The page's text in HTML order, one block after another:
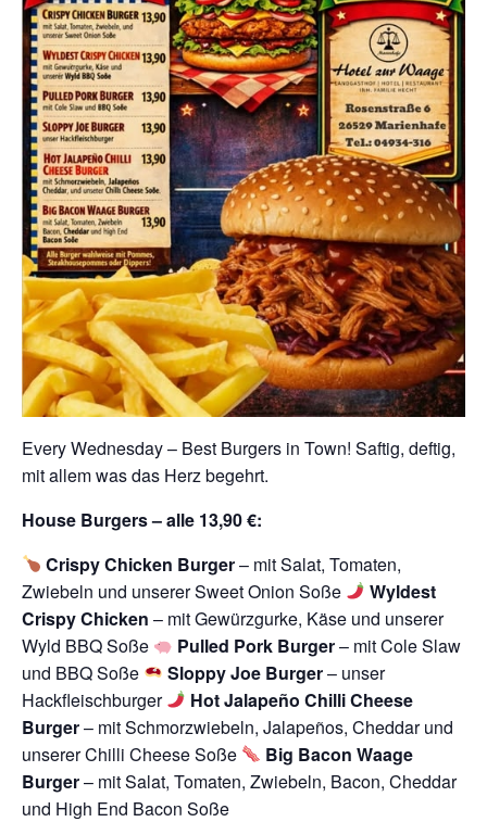
Every Wednesday – Best Burgers in Town! Saftig, deftig,
mit allem was das Herz begehrt.
House Burgers – alle 13,90 €:
Crispy Chicken Burger– mit Salat, Tomaten,
Zwiebeln und unserer Sweet Onion Soße
Wyldest
Crispy Chicken – mit Gewürzgurke, Käse und unserer
Wyld BBQ Soße
Pulled Pork Burger– mit Cole Slaw
und BBQ Soße
Sloppy Joe Burger– unser
Hackfleischburger
Hot Jalapeño Chilli Cheese
Burger– mit Schmorzwiebeln, Jalapeños, Cheddar und
unserer Chilli Cheese Soße
Big Bacon Waage
Burger– mit Salat, Tomaten, Zwiebeln, Bacon, Cheddar
und High End Bacon Soße